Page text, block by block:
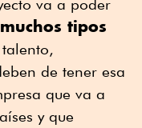
va a poder
tipos
de tener esa
que va a
y que